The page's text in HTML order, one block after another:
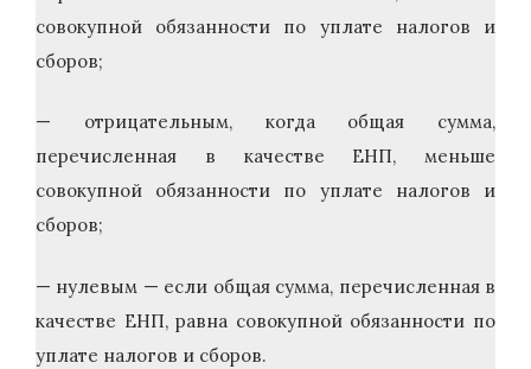
совокупной обязанности по уплате налогов и
сборов;
— отрицательным, когда общая сумма,
перечисленная в качестве ЕНП, меньше
совокупной обязанности по уплате налогов и
сборов;
— нулевым — если общая сумма, перечисленная в
качестве ЕНП, равна совокупной обязанности по
уплате налогов и сборов.